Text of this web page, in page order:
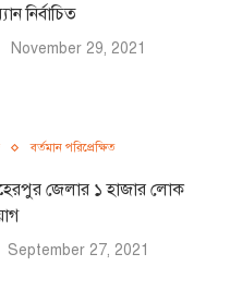
নির্বাচিত
November 29, 2021
বর্তমান পরিপ্রেক্ষিত
জেলার ১ হাজার লোক
September 27, 2021